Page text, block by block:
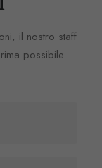
il nostro staff
possibile.